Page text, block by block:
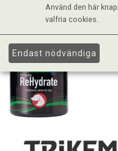
Använd den här
valfria cookies.
Endast nödvändiga